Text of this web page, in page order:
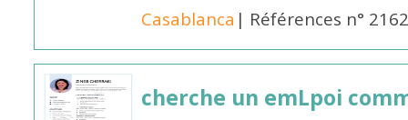
Casablanca | Références n°
cherche un emLpoi